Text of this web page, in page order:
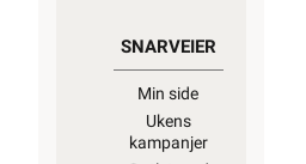
SNARVEIER
Min side
Ukens
kampanjer